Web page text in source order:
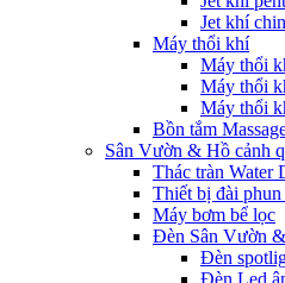
Jet khí
Máy thổi khí
Máy thổi
Máy thổi
Máy thổi
Bồn tắm
Sân Vườn & Hồ cảnh
Thác tràn Water
Thiết bị đài
Máy bơm bể lọc
Đèn Sân Vườn
Đèn
Đèn Led